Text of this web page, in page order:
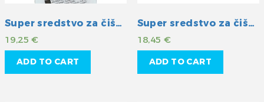
Super sredstvo za čišćenje jedara i platna
19,25€
ADD TO CART
Super sredstvo za čišćenje tikovine
18,45€
ADD TO CART